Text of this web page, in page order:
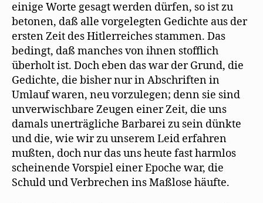
einige Worte gesagt werden dürfen, so ist zu
betonen, daß alle vorgelegten Gedichte aus der
ersten Zeit des Hitlerreiches stammen. Das
bedingt, daß manches von ihnen stofflich
überholt ist. Doch eben das war der Grund, die
Gedichte, die bisher nur in Abschriften in
Umlauf waren, neu vorzulegen; denn sie sind
unverwischbare Zeugen einer Zeit, die uns
damals unerträgliche Barbarei zu sein dünkte
und die, wie wir zu unserem Leid erfahren
mußten, doch nur das uns heute fast harmlos
scheinende Vorspiel einer Epoche war, die
Schuld und Verbrechen ins Maßlose häufte.